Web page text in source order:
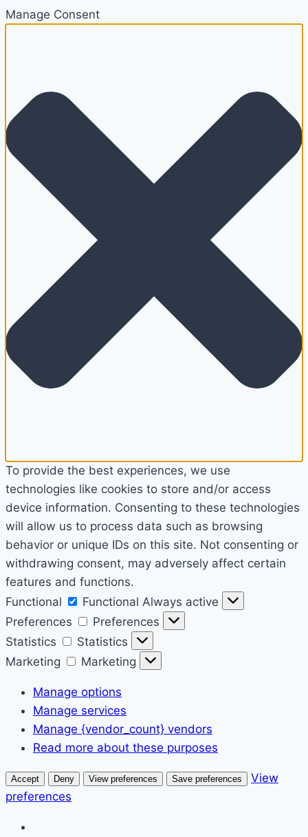
Manage Consent
To provide the best experiences, we use
technologies like cookies to store and/or access
device information. Consenting to these technologies
will allow us to process data such as browsing
behavior or unique IDs on this site. Not consenting or
withdrawing consent, may adversely affect certain
features and functions.
Functional
Functional Always active
Preferences
Preferences
Statistics
Statistics
Marketing
Marketing
Manage options
Manage services
Manage {vendor_count} vendors
Read more about these purposes
Accept Deny View preferences Save preferences
View
preferences